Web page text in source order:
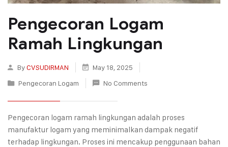
Pengecoran Logam
Ramah Lingkungan
ByCVSUDIRMAN
May 18, 2025
Pengecoran Logam
No Comments
Pengecoran logam ramah lingkungan adalah proses
manufaktur logam yang meminimalkan dampak negatif
terhadap lingkungan. Proses ini mencakup penggunaan bahan